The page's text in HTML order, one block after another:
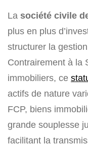
La société civile
plus en plus
structurer la
Contrairement à la
immobiliers, ce
actifs de nature
FCP, biens
grande souplesse
facilitant la